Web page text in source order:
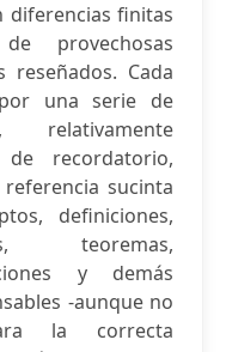
diferencias finitas
provechosas
reseñados. Cada
una serie de
relativamente
recordatorio,
sucinta
definiciones,
teoremas,
y demás
-aunque no
la correcta